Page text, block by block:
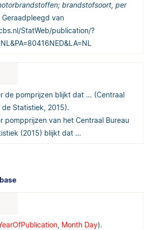
brandstofsoort, per
Geraadpleegd van
StatWeb/publication/?
de pomprijzen blijkt dat … (Centraal
de Statistiek, 2015).
pompprijzen van het Centraal Bureau
(2015) blijkt dat …
Month Day).